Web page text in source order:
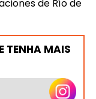
de Río de
TENHA MAIS